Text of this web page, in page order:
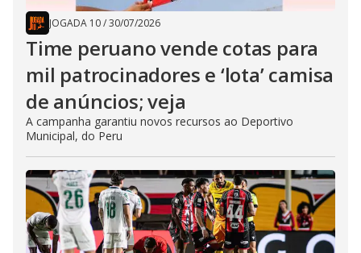
JOGADA 10/30/07/2026
Time peruano vende cotas para
mil patrocinadores e ‘lota’ camisa
de anúncios; veja
A campanha garantiu novos recursos ao Deportivo
Municipal, do Peru